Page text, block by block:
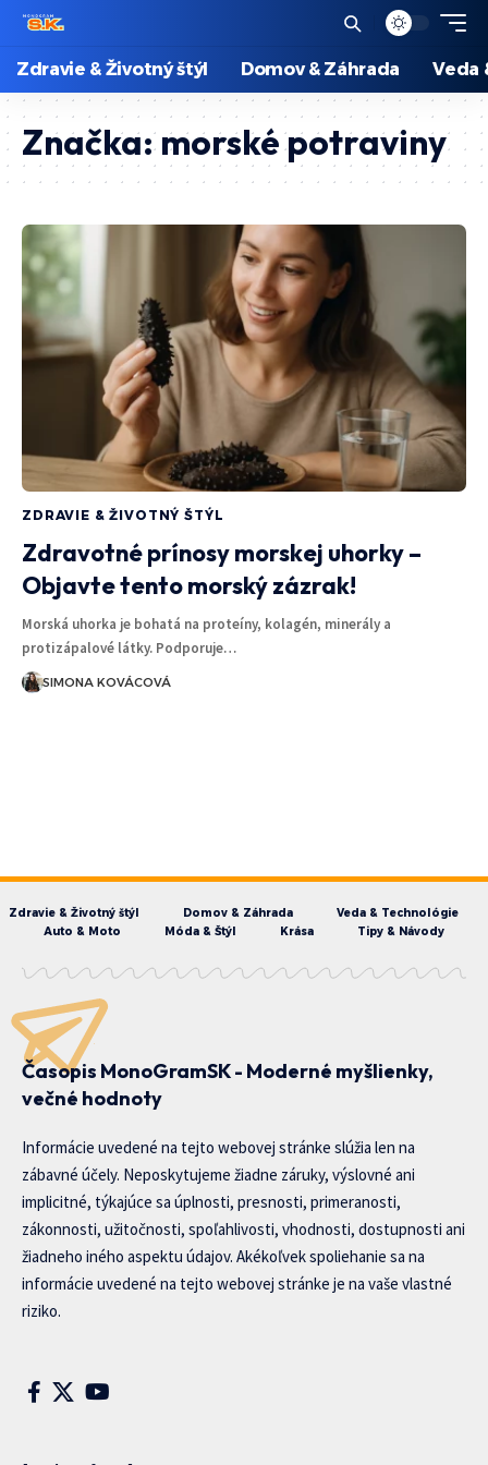
Zdravie & Životný štýl Domov & Záhrada Veda
Značka:morské potraviny
ZDRAVIE & ŽIVOTNÝ ŠTÝL
Zdravotné prínosy morskej uhorky –
Objavte tento morský zázrak!
Morská uhorka je bohatá na proteíny, kolagén, minerály a
protizápalové látky. Podporuje…
SIMONA KOVÁCOVÁ
Zdravie & Životný štýl Domov & Záhrada
Veda & Technológie
Auto & Moto
Móda & Štýl Krása Tipy & Návody
Časopis MonoGramSK - Moderné myšlienky,
večné hodnoty
Informácie uvedené na tejto webovej stránke slúžia len na
zábavné účely. Neposkytujeme žiadne záruky, výslovné ani
implicitné, týkajúce sa úplnosti, presnosti, primeranosti,
zákonnosti, užitočnosti, spoľahlivosti, vhodnosti, dostupnosti ani
žiadneho iného aspektu údajov. Akékoľvek spoliehanie sa na
informácie uvedené na tejto webovej stránke je na vaše vlastné
riziko.